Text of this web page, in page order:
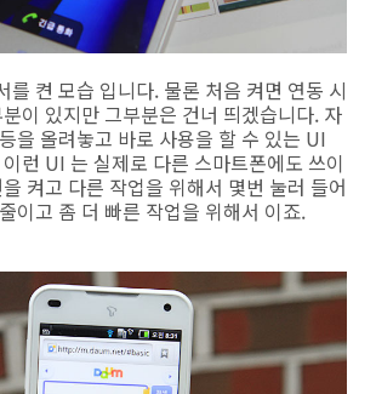
를 켠 모습 입니다. 물론 처음 켜면 연동 시
이 있지만 그부분은 건너 띄겠습니다. 자
을 올려놓고 바로 사용을 할 수 있는 UI
런 UI 는 실제로 다른 스마트폰에도 쓰이
켜고 다른 작업을 위해서 몇번 눌러 들어
이고 좀 더 빠른 작업을 위해서 이죠.